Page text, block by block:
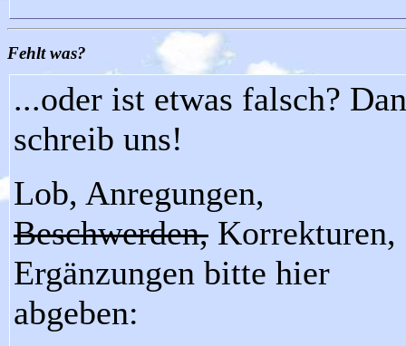
Fehlt was?
...oder ist etwas falsch?
schreib uns!
Lob, Anregungen,
Beschwerden, Korrekturen,
Ergänzungen bitte hier
abgeben: